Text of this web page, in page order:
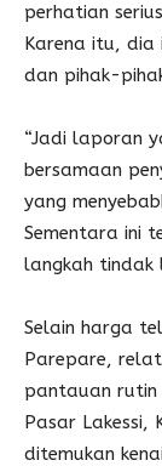
perhatian
Karena itu, dia
dan pihak-
“Jadi laporan
bersamaan
yang
Sementara ini
langkah tindak
Selain harga
Parepare,
pantauan rutin
Pasar Lakessi,
ditemukan